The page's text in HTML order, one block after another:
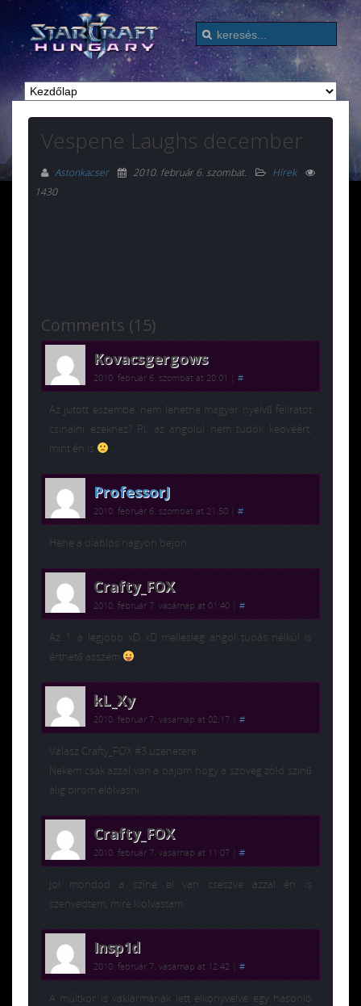
Vespene Laughs december
Astonkacser 2010. február 6. szombat.
Hírek
1430
Comments (15)
Kovacsgergows
2010. február 6. szombat at 20:01 #
Az jutott eszembe, nem lehetne magyar nyelvű feliratot
csinálni ezekhez? Pl. az angolul nem tudók kedvéért,
mint én is
…
ProfessorJ
2010. február 6. szombat at 21:50 #
Hehe a diablos nagyon bejön.
Crafty_FOX
2010. február 7. vasárnap at 01:40 #
Az 1. a legjobb xD xD mellesleg angol tudás nélkül is
érthető asszem
kL_Xy
2010. február 7. vasárnap at 02:17 #
Válasz Crafty_FOX #3 üzenetére:
Nekem csak azzal van a bajom hogy a szöveg zöld színű
alig bírom elolvasni
Crafty_FOX
2010. február 7. vasárnap at 11:07 #
Jol mondod a színe el van cseszve azzal én is
szenvedtem, mire kiolvastam.
Insp1d
2010. február 7. vasárnap at 12:42 #
A múltkor is vaklármának lett elkönyvelve egy hasonló